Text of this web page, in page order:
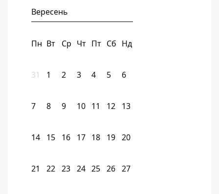
Вересень
Пн Вт Ср Чт Пт Сб Нд
31 1 2 3 4 5 6
7 8 9 10 11 12 13
14 15 16 17 18 19 20
21 22 23 24 25 26 27